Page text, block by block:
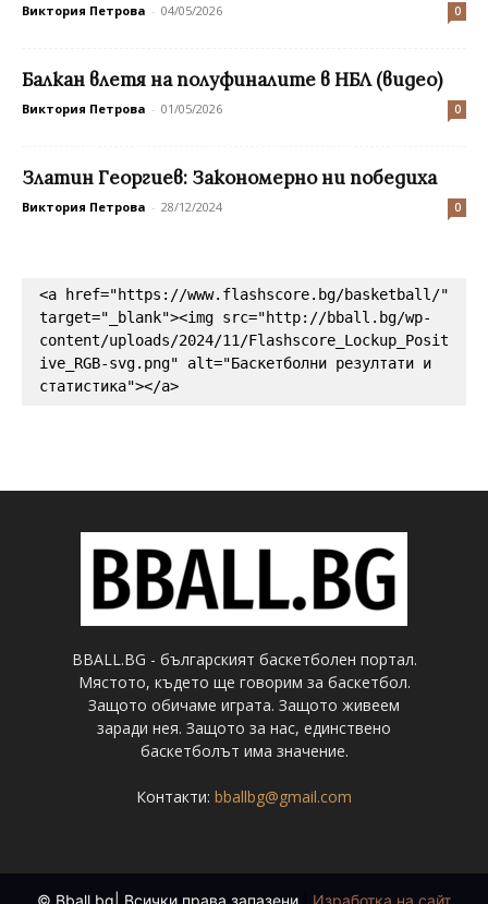
Виктория Петрова - 04/05/2026 0
Балкан влетя на полуфиналите в НБЛ (видео)
Виктория Петрова - 01/05/2026 0
Златин Георгиев: Закономерно ни победиха
Виктория Петрова - 28/12/2024 0
<a href="https://www.flashscore.bg/basketball/"
target="_blank"><img src="http://bball.bg/wp-
content/uploads/2024/11/Flashscore_Lockup_Posit
ive_RGB-svg.png" alt="Баскетболни резултати и
статистика"></a>
BBALL.BG - българският баскетболен портал.
Мястото, където ще говорим за баскетбол.
Защото обичаме играта. Защото живеем
заради нея. Защото за нас, единствено
баскетболът има значение.
Контакти: bballbg@gmail.com
© Bball.bg| Всички права запазени Изработка на сайт